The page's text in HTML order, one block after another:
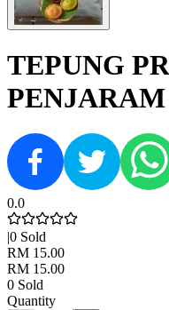
TEPUNG
0.0
0 Sold
RM 15.00
RM 15.00
0 Sold
Quantity